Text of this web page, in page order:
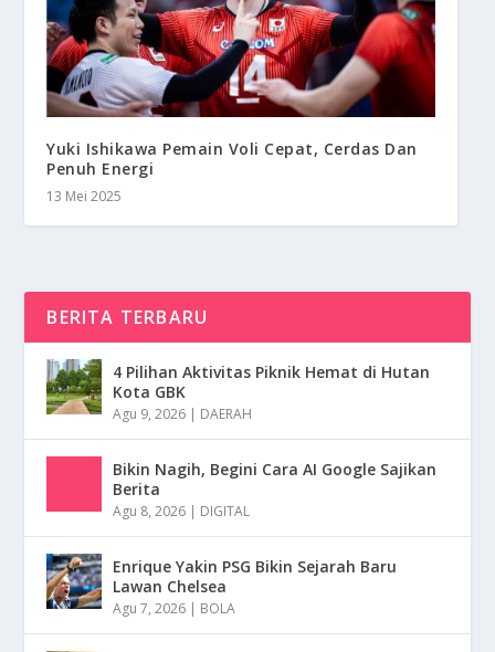
Yuki Ishikawa Pemain Voli Cepat, Cerdas Dan
Penuh Energi
13 Mei 2025
BERITA TERBARU
4 Pilihan Aktivitas Piknik Hemat di Hutan
Kota GBK
Agu 9, 2026 | DAERAH
Bikin Nagih, Begini Cara AI Google Sajikan
Berita
Agu 8, 2026 | DIGITAL
Enrique Yakin PSG Bikin Sejarah Baru
Lawan Chelsea
Agu 7, 2026 | BOLA